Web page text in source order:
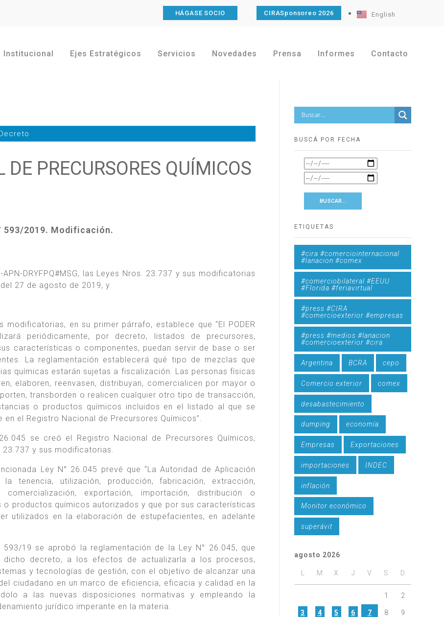
HÁGASE SOCIO CIRASponsoreo 2026 English
Institucional Ejes Estratégicos Servicios Novedades Prensa Informes Contacto
PRECURSORES QUÍMICOS
593/2019. Modificación.
DRYFPQ#MSG, las Leyes Nros. 23.737 y sus modificatorias
27 de agosto de 2019, y
en su primer párrafo, establece que “El PODER
periódicamente, por decreto, listados de precursores,
características o componentes, puedan servir de base o ser
La reglamentación establecerá qué tipo de mezclas que
químicas estarán sujetas a fiscalización. Las personas físicas
elaboren, reenvasen, distribuyan, comercialicen por mayor o
transborden o realicen cualquier otro tipo de transacción,
o productos químicos incluidos en el listado al que se
el Registro Nacional de Precursores Químicos”.
se creó el Registro Nacional de Precursores Químicos,
y sus modificatorias.
Ley N° 26.045 prevé que “La Autoridad de Aplicación
utilización, producción, fabricación, extracción,
comercialización, exportación, importación, distribución o
productos químicos autorizados y que por sus características
utilizados en la elaboración de estupefacientes, en adelante
19 se aprobó la reglamentación de la Ley N° 26.045, que
decreto, a los efectos de actualizarla a los procesos,
y tecnologías de gestión, con el objetivo de alcanzar una
ciudadano en un marco de eficiencia, eficacia y calidad en la
a las nuevas disposiciones normativas y empleando la
jurídico imperante en la materia.
BUSCÁ POR FECHA
ETIQUETAS
#cira #comerciointernacional
#lanacion #comex
#comerciobilateral #EEUU
#Florida #feriavirtual
#press #CIRA
#comercioexterior #empresas
#press #medios #lanacion
#comercioexterior #cira
Argentina BCRA cepo
Comercio exterior comex
desabastecimiento
dumping economía
Empresas Exportaciones
importaciones INDEC
inflación
Monitor económico
superávit
agosto 2026
M X J V S D
1 2
3 4 5 6 7 8 9